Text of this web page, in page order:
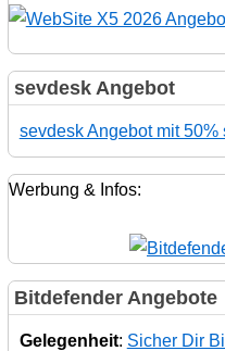
sevdesk Angebot
sevdesk Angebot mit 50%
Werbung & Infos:
Bitdefender Angebote
Gelegenheit: Sicher Dir